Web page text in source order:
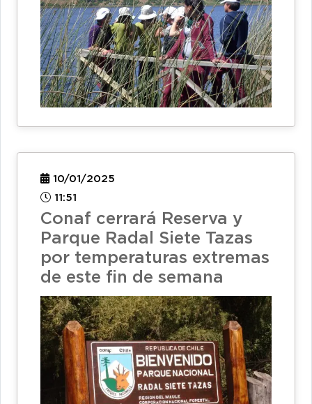
10/01/2025
11:51
Conaf cerrará Reserva y
Parque Radal Siete Tazas
por temperaturas extremas
de este fin de semana